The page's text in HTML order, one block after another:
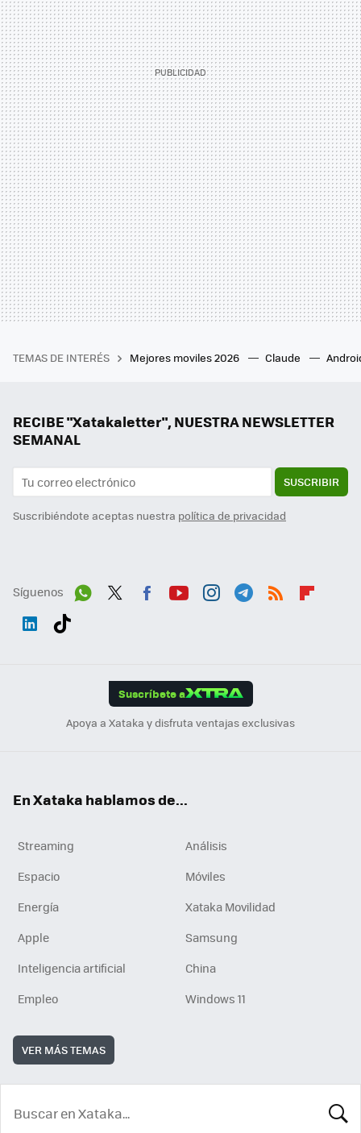
TEMAS DE INTERÉS Mejores moviles 2026 Claude
RECIBE "Xatakaletter", NUESTRA NEWSLETTER
SEMANAL
SUSCRIBIR
Suscribiéndote aceptas nuestra política de privacidad
Síguenos
Suscríbete a
Apoya a Xataka y disfruta ventajas exclusivas
En Xataka hablamos de...
Streaming
Análisis
Espacio
Móviles
Energía
Xataka Movilidad
Apple
Samsung
Inteligencia artificial
China
Empleo
Windows 11
VER MÁS TEMAS